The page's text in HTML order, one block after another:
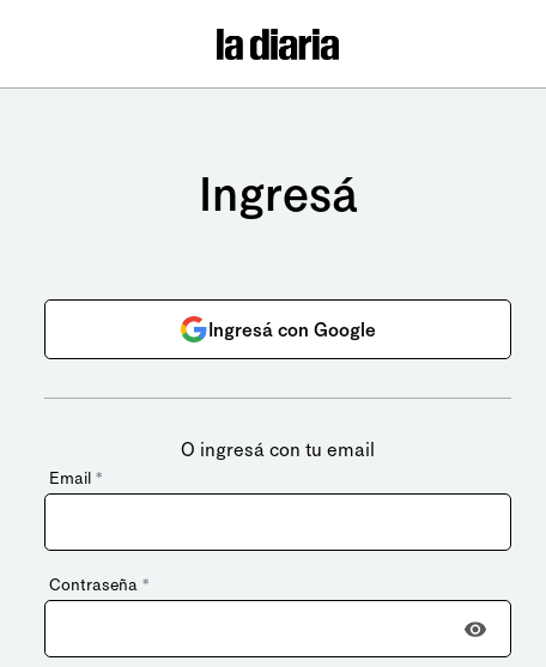
Ingresá
Ingresá con Google
O ingresá con tu email
Email *
Contraseña *